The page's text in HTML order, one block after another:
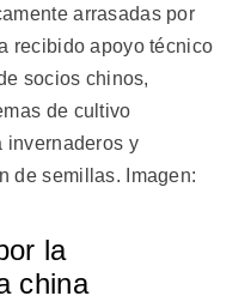
arrasadas por
recibido apoyo técnico
socios chinos,
de cultivo
invernaderos y
de semillas. Imagen:
la
china